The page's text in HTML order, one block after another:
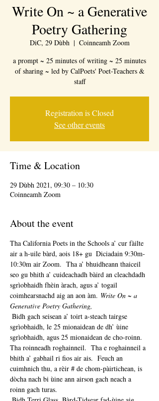
Write On ~ a Generative
Poetry Gathering
DiC, 29 Dùbh
  |
Coinneamh Zoom
a prompt ~ 25 minutes of writing ~ 25 minutes
of sharing ~ led by CalPoets' Poet-Teachers &
staff
Registration is Closed
See other events
Time & Location
29 Dùbh 2021, 09:30 – 10:30
Coinneamh Zoom
About the event
Tha California Poets in the Schools a’ cur fàilte
air a h-uile bàrd, aois 18+ gu Diciadain 9:30m-
10:30m air Zoom.  Tha a’ bhuidheann thaiceil
seo gu bhith a’ cuideachadh bàird an cleachdadh
sgrìobhaidh fhèin àrach, agus a’ togail
coimhearsnachd aig an aon àm. Write On ~ a
Generative Poetry Gathering,
sgrìobhaidh, le 25 mionaidean de dh’ ùine
sgrìobhaidh, agus 25 mionaidean de cho-roinn.
Tha roinneadh roghainneil.  Tha e roghainneil a
bhith a’ gabhail ri fios air ais.  Feuch an
cuimhnich thu, a rèir # de chom-pàirtichean, is
dòcha nach bi ùine ann airson gach neach a
roinn gach turas.